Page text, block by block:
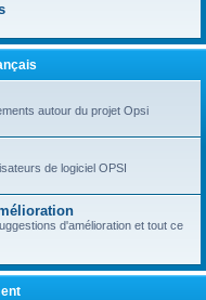
autour du projet Opsi
de logiciel OPSI
d'amélioration et tout ce